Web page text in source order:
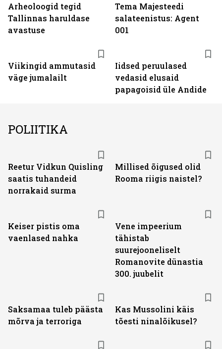
Arheoloogid tegid
Tallinnas haruldase
avastuse
Tema Majesteedi
salateenistus: Agent
001
Viikingid ammutasid
väge jumalailt
Iidsed peruulased
vedasid elusaid
papagoisid üle Andide
POLIITIKA
Reetur Vidkun Quisling
saatis tuhandeid
norrakaid surma
Millised õigused olid
Rooma riigis naistel?
Keiser pistis oma
vaenlased nahka
Vene impeerium
tähistab
suurejooneliselt
Romanovite dünastia
300. juubelit
Saksamaa tuleb päästa
mõrva ja terroriga
Kas Mussolini käis
tõesti ninalõikusel?